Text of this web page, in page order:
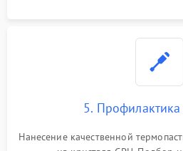
5.
Нанесение качественной